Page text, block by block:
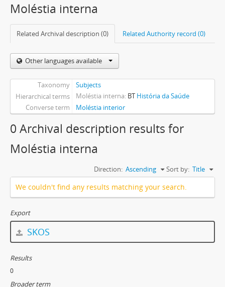
Moléstia interna
Related Archival description (0) Related Authority record (0)
Other languages available
Taxonomy
Subjects
Hierarchical terms
Moléstia interna BT História da Saúde
Converse term
Moléstia interior
0 Archival description results for
Moléstia interna
Sort by: Title
Direction: Ascending
We couldn't find any results matching your search.
Export
SKOS
Results
0
Broader term